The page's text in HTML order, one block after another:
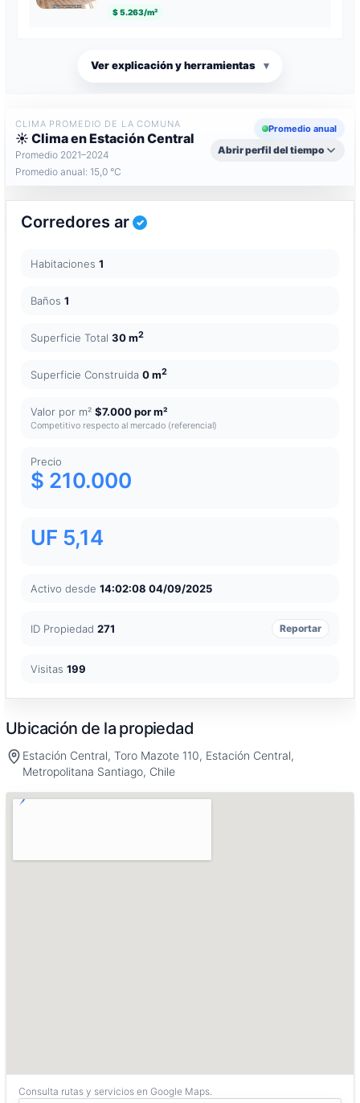
$ 5.263/m²
Ver explicación y herramientas ▾
CLIMA PROMEDIO DE LA COMUNA
☀️ Clima en Estación Central
Promedio 2021–2024
Promedio anual: 15,0 °C
Promedio anual
Abrir perfil del tiempo
Corredores ar
Habitaciones 1
Baños 1
Superficie Total 30 m2
Superficie Construida 0 m2
Valor por m² $7.000 por m²
Competitivo respecto al mercado (referencial)
Precio
$ 210.000
UF 5,14
Activo desde 14:02:08 04/09/2025
ID Propiedad 271 Reportar
Visitas 199
Ubicación de la propiedad
Estación Central, Toro Mazote 110, Estación Central,
Metropolitana Santiago, Chile
Consulta rutas y servicios en Google Maps.